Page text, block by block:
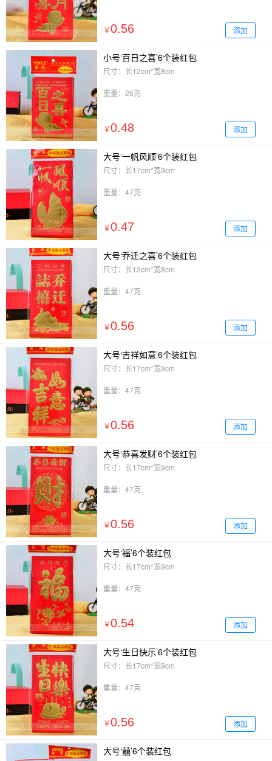
￥0.56 添加
小号‘百日之喜’6个装红包
尺寸：长12cm*宽8cm
重量：26克
￥0.48 添加
大号‘一帆风顺’6个装红包
尺寸：长17cm*宽9cm
重量：47克
￥0.47 添加
大号‘乔迁之喜’6个装红包
尺寸：长12cm*宽8cm
重量：47克
￥0.56 添加
大号‘吉祥如意’6个装红包
尺寸：长17cm*宽9cm
重量：47克
￥0.56 添加
大号‘恭喜发财’6个装红包
尺寸：长17cm*宽9cm
重量：47克
￥0.56 添加
大号‘福’6个装红包
尺寸：长17cm*宽9cm
重量：47克
￥0.54 添加
大号‘生日快乐’6个装红包
尺寸：长17cm*宽9cm
重量：47克
￥0.56 添加
大号‘囍’6个装红包